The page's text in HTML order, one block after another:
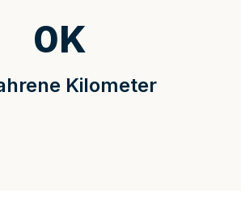
Kilometer
0K